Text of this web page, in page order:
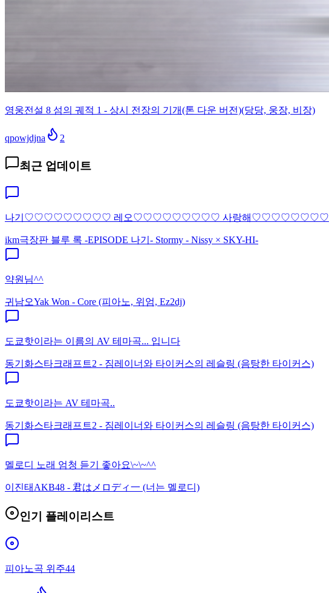
영웅전설 8 섬의 궤적 1 - 상시 전장의 기개(톤 다운 버전)(당당, 웅장, 비장)
qpowjdjna 2
최근 업데이트
나기♡♡♡♡♡♡♡♡♡ 레오♡♡♡♡♡♡♡♡♡ 사랑해♡♡♡♡♡♡♡♡
ikm극장판 블루 록 -EPISODE 나기- Stormy - Nissy × SKY-HI-
약원님^^
귀남오Yak Won - Core (피아노, 위엄, Ez2dj)
도쿄핫이라는 이름의 AV 테마곡... 입니다
동기화스타크래프트2 - 짐레이너와 타이커스의 레슬링 (음탕한 타이커스)
도쿄핫이라는 AV 테마곡..
동기화스타크래프트2 - 짐레이너와 타이커스의 레슬링 (음탕한 타이커스)
멜로디 노래 엄청 듣기 좋아요\~\~^^
이진태 AKB48 - 君はメロディ一 (너는 멜로디)
인기 플레이리스트
피아노곡 위주44